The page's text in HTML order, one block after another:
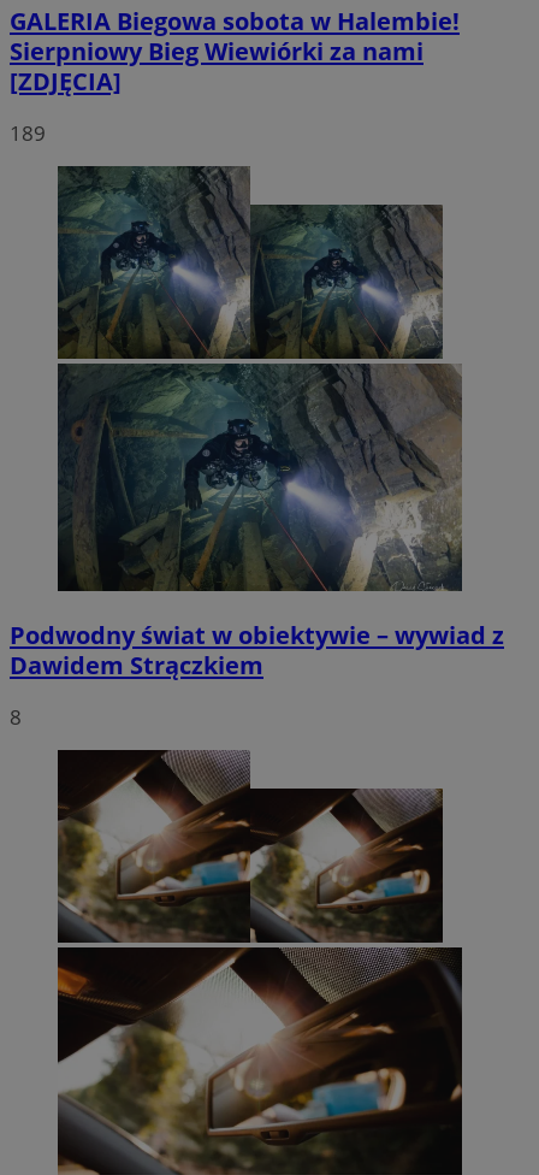
GALERIA Biegowa sobota w Halembie!
Sierpniowy Bieg Wiewiórki za nami
[ZDJĘCIA]
189
Podwodny świat w obiektywie – wywiad z
Dawidem Strączkiem
8